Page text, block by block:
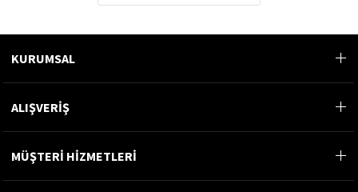
KURUMSAL
ALIŞVERİŞ
MÜŞTERİ HİZMETLERİ